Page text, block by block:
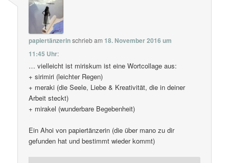
papiertänzerinschriebam 18. November 2016 um
11:45 Uhr:
… vielleicht ist miriskum ist eine Wortcollage aus:
+ sirimiri (leichter Regen)
+ meraki (die Seele, Liebe & Kreativität, die in deiner
Arbeit steckt)
+ mirakel (wunderbare Begebenheit)
Ein Ahoi von papiertänzerin (die über mano zu dir
gefunden hat und bestimmt wieder kommt)